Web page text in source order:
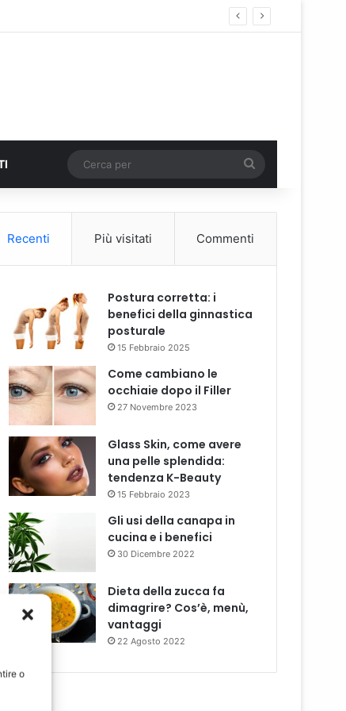
o
per
Recenti Più visitati Commenti
Postura corretta: i
benefici della ginnastica
posturale
15 Febbraio 2025
Come cambiano le
occhiaie dopo il Filler
27 Novembre 2023
Glass Skin, come avere
una pelle splendida:
tendenza K-Beauty
15 Febbraio 2023
Gli usi della canapa in
cucina e i benefici
30 Dicembre 2022
Dieta della zucca fa
dimagrire? Cos’è, menù,
vantaggi
22 Agosto 2022